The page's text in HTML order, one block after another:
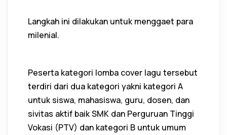
Langkah ini dilakukan untuk menggaet para
milenial.
Peserta kategori lomba cover lagu tersebut
terdiri dari dua kategori yakni kategori A
untuk siswa, mahasiswa, guru, dosen, dan
sivitas aktif baik SMK dan Perguruan Tinggi
Vokasi (PTV) dan kategori B untuk umum